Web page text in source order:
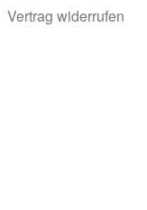
Vertrag widerrufen